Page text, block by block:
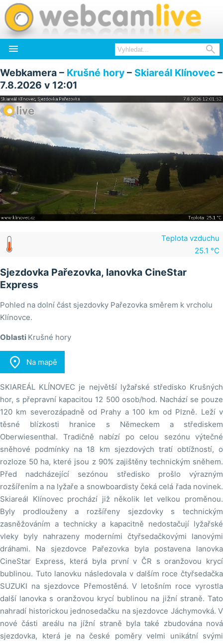
 
Webkamera – Krušné hory – Skiareál Klínovec –
7.8.2026 v 12:01
Teplota vzduchu
25.1 °C
Sjezdovka Pařezovka, lanovka CineStar
Express
Pohled na dolní část sjezdovky Pařezovka směrem k vrcholu
Klínovce.
Oblasti Krušné hory
 Na mapě
SKIAREÁL KLÍNOVEC je největší lyžařské středisko Krušných
hor, s přepravní kapacitou 12 500 osob/hod. Nachází se pouze
120 km severozápadně od Prahy a 100 km od Plzně. Leží v
těsné blízkosti hranice s Německem a střediskem
Oberwiesenthal. Tradičně nabízí po celou sezónu výtečné
sněhové podmínky na 18 km sjezdových tratí obtížností, o
rozloze 50 ha, které jsou z 90% zajištěny technickým sněhem.
Před nadcházející sezónou středisko prošlo výrazným
rozšířením a na lyžaře a snowboardisty čeká celá řada novinek.
Skiareál Klínovec prochází již několik let velkou proměnou.
Byly prodlouženy a rozšířeny sjezdovky s technickým
zasněžováním a technicky a kapacitně nedostačují lyžařské
vleky byly nahrazeny moderními čtyřsedačkovými lanovými
dráhami. Na sjezdovce Pařezovka byla postavena lanovka
CineStar Express, která byla první v ČR s oranžovou krycí
bublinou. Tuto lanovku následovala v dalším roce čtyřsedačka
SUZUKI na sjezdovce Přemostěná. V letošním roce vyrostla
další lanovka s oranžovou krycí bublinou na jižní straně. Tato
nahradí historickou jednosedačku na sjezdovce Jáchymovká. V
nové části areálu na jížní straně byla také zbudována nová
sjezdovka, která je na české poměry velmi unikátní svými